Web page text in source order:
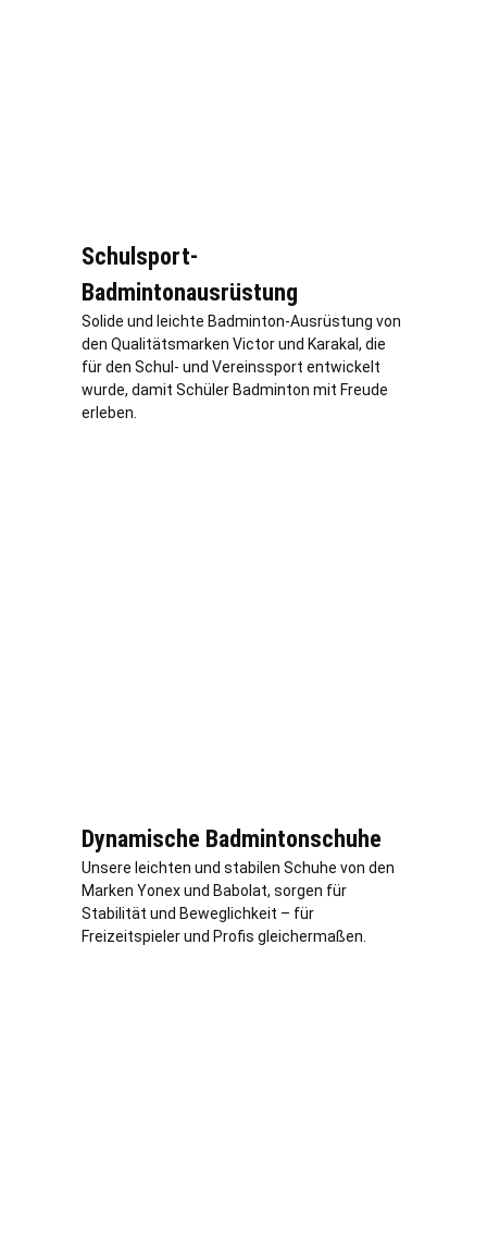
Schulsport-
Badmintonausrüstung
Solide und leichte Badminton-Ausrüstung von
den Qualitätsmarken Victor und Karakal, die
für den Schul- und Vereinssport entwickelt
wurde, damit Schüler Badminton mit Freude
erleben.
Dynamische Badmintonschuhe
Unsere leichten und stabilen Schuhe von den
Marken Yonex und Babolat, sorgen für
Stabilität und Beweglichkeit – für
Freizeitspieler und Profis gleichermaßen.